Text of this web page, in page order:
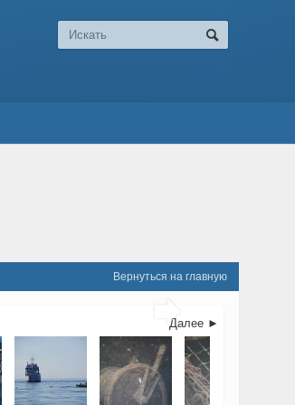
Вернуться на главную

Далее ►